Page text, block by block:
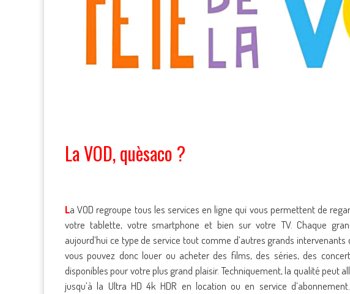
La VOD, quèsaco ?
La VOD regroupe tous les services en ligne qui vous permettent de
votre tablette, votre smartphone et bien sur votre TV. Chaque
aujourd’hui ce type de service tout comme d’autres grands
vous pouvez donc louer ou acheter des films, des séries, des
disponibles pour votre plus grand plaisir. Techniquement, la qualité peut
jusqu’à la Ultra HD 4k HDR en location ou en service